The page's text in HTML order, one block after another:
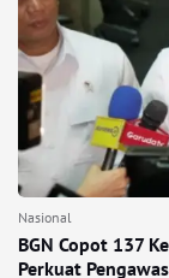
Nasional
BGN Copot 137
Perkuat